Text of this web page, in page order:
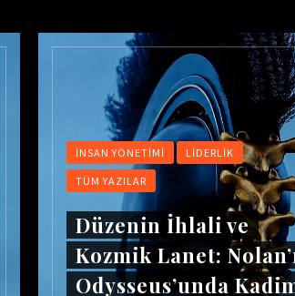
İNSAN YÖNETIMI LIDERLIK
TÜM YAZILAR
Düzenin İhlali ve
Kozmik Lanet:
Odysseus’unda